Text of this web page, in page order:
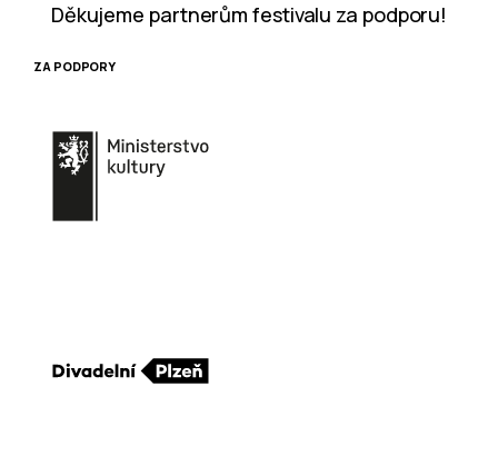
Děkujeme partnerům festivalu za podporu!
ZA PODPORY